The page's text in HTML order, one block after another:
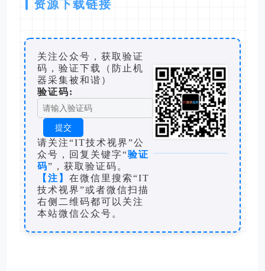
资源下载链接
关注公众号，获取验证
码，验证下载（防止机
器采集被和谐）
验证码:
请关注“IT技术视界”公
众号，回复关键字“验证
码”，获取验证码。
【注】 在微信里搜索“IT
技术视界”或者微信扫描
右侧二维码都可以关注
本站微信公众号。